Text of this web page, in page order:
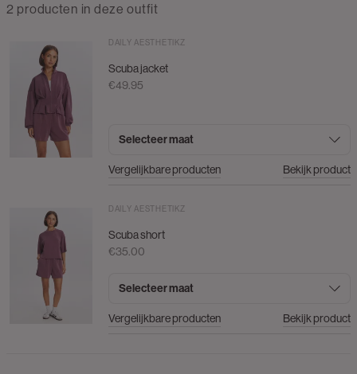
2 producten in deze outfit
DAILY AESTHETIKZ
Scuba jacket
€49.95
Selecteer maat
Vergelijkbare producten Bekijk product
DAILY AESTHETIKZ
Scuba short
€35.00
Selecteer maat
Vergelijkbare producten Bekijk product